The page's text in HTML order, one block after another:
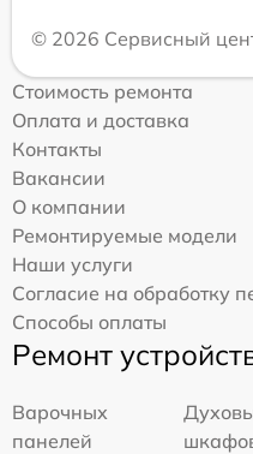
© 2026 Сервисный
Стоимость ремонта
Оплата и доставка
Контакты
Вакансии
О компании
Ремонтируемые модели
Наши услуги
Согласие на обработку
Способы оплаты
Ремонт
Варочных
панелей